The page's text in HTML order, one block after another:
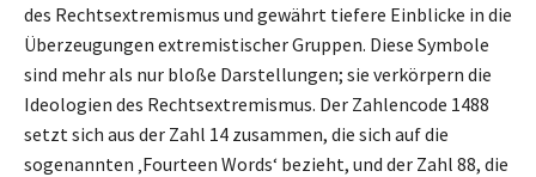
des Rechtsextremismus und gewährt tiefere Einblicke in die
Überzeugungen extremistischer Gruppen. Diese Symbole
sind mehr als nur bloße Darstellungen; sie verkörpern die
Ideologien des Rechtsextremismus. Der Zahlencode 1488
setzt sich aus der Zahl 14 zusammen, die sich auf die
sogenannten ‚Fourteen Words‘ bezieht, und der Zahl 88, die